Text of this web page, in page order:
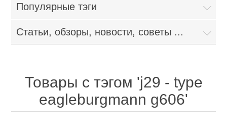
Популярные тэги
Статьи, обзоры, новости, советы ...
Товары с тэгом 'j29 - type
eagleburgmann g606'